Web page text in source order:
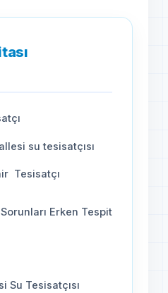
su tesisatçısı
Tesisatçı
Erken Tespit
Su Tesisatçısı